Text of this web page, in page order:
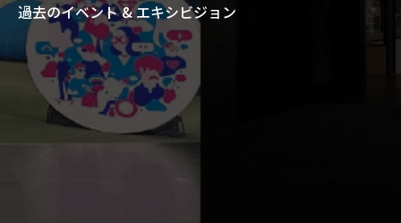
過去のイベント & エキシビジョン